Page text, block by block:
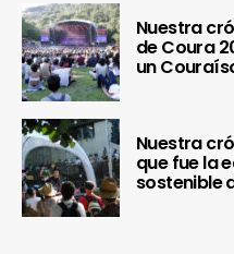
Nuestra
de Coura
un
Nuestra
que fue la
sostenible